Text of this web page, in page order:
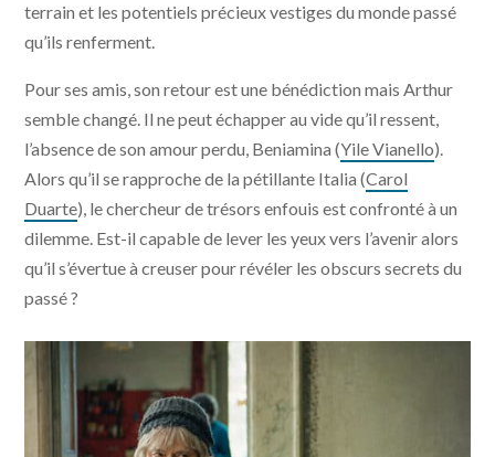
terrain et les potentiels précieux vestiges du monde passé
qu’ils renferment.
Pour ses amis, son retour est une bénédiction mais Arthur
semble changé. Il ne peut échapper au vide qu’il ressent,
l’absence de son amour perdu, Beniamina (Yile Vianello).
Alors qu’il se rapproche de la pétillante Italia (Carol
Duarte), le chercheur de trésors enfouis est confronté à un
dilemme. Est-il capable de lever les yeux vers l’avenir alors
qu’il s’évertue à creuser pour révéler les obscurs secrets du
passé ?